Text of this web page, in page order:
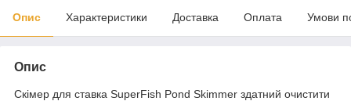
Опис Характеристики Доставка Оплата Умови
Опис
Скімер для ставка SuperFish Pond Skimmer здатний очистити